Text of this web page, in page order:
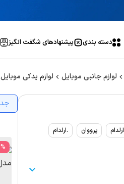
دسته بندی پیشنهاد‌های شگفت انگیز
لوازم جانبی موبایل لوازم یدکی
ارلدام پرووان
.ارلدام
%